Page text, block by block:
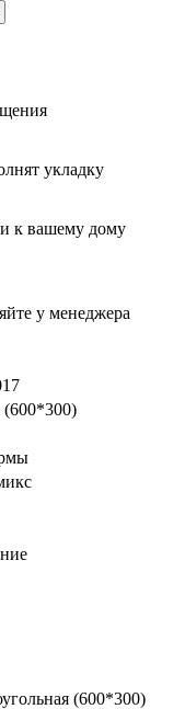
укладку
к вашему дому
у менеджера
(600*300)
(600*300)